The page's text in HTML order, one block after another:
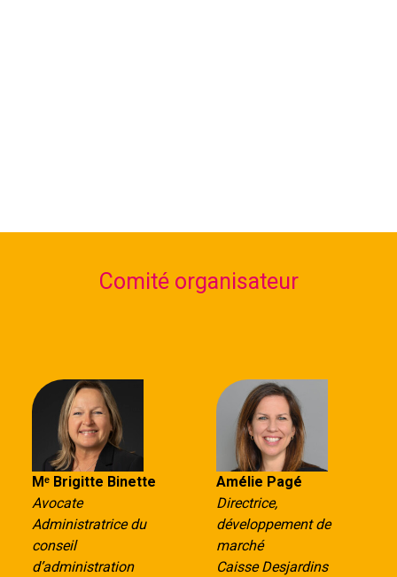
Comité organisateur
Mᵉ Brigitte Binette
Avocate
Administratrice du
conseil
d’administration
Amélie Pagé
Directrice,
développement de
marché
Caisse Desjardins